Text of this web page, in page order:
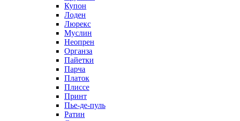
Купон
Лоден
Люрекс
Муслин
Неопрен
Органза
Пайетки
Парча
Платок
Плиссе
Принт
Пье-де-пуль
Ратин